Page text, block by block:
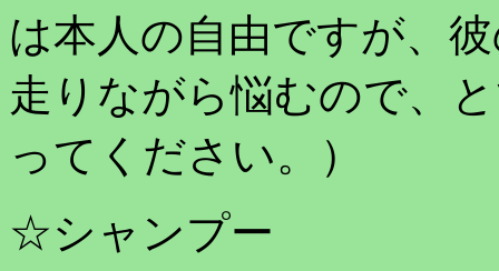
は本人の自由ですが、
走りながら悩むので、
ってください。）
☆シャンプー